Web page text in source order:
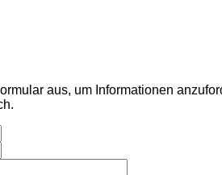
aus, um Informationen